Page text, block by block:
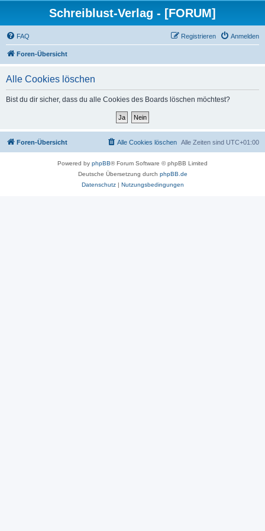
Schreiblust-Verlag - [FORUM]
FAQ Anmelden
Registrieren
Foren-Übersicht
Alle Cookies löschen
Bist du dir sicher, dass du alle Cookies des Boards löschen möchtest?
Foren-Übersicht Alle Zeiten sind UTC+01:00
Alle Cookies löschen
Powered by phpBB® Forum Software © phpBB Limited
Deutsche Übersetzung durch phpBB.de
Datenschutz| Nutzungsbedingungen